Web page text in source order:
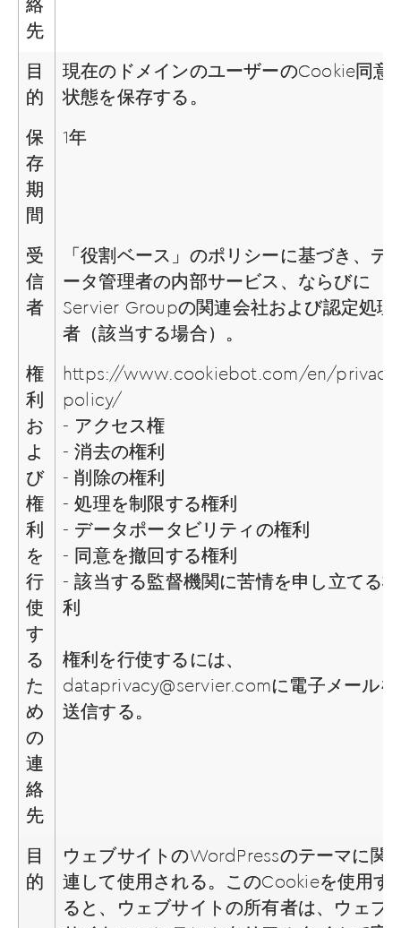
絡
先
目
的
現在のドメインのユーザーのCookie同意
状態を保存する。
保
存
期
間
1年
受
信
者
「役割ベース」のポリシーに基づき、デ
ータ管理者の内部サービス、ならびに
Servier Groupの関連会社および認定処理
者（該当する場合）。
権
利
お
よ
び
権
利
を
行
使
す
る
た
め
の
連
絡
先
https://www.cookiebot.com/en/
policy/
- アクセス権
- 消去の権利
- 削除の権利
- 処理を制限する権利
- データポータビリティの権利
- 同意を撤回する権利
- 該当する監督機関に苦情を申し立てる権
利
権利を行使するには、
dataprivacy@servier.comに電子メールを
送信する。
目
的
ウェブサイトのWordPressのテーマに関
連して使用される。このCookieを使用す
ると、ウェブサイトの所有者は、ウェブ